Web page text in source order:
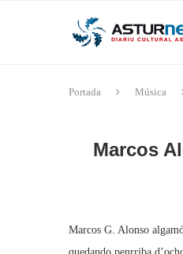
Portada Música
Marcos
Marcos G. Alonso